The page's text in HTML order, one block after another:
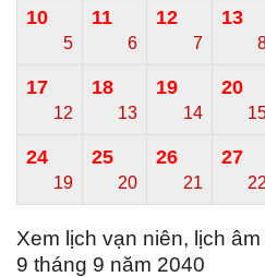
10
5
11
6
12
7
13
17
12
18
13
19
14
20
24
19
25
20
26
21
27
22
Xem lịch vạn niên, lịch
9 tháng 9 năm 2040